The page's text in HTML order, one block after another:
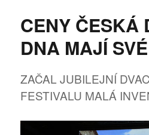
CENY ČESKÁ
DNA MAJÍ
ZAČAL JUBILEJNÍ
FESTIVALU MALÁ